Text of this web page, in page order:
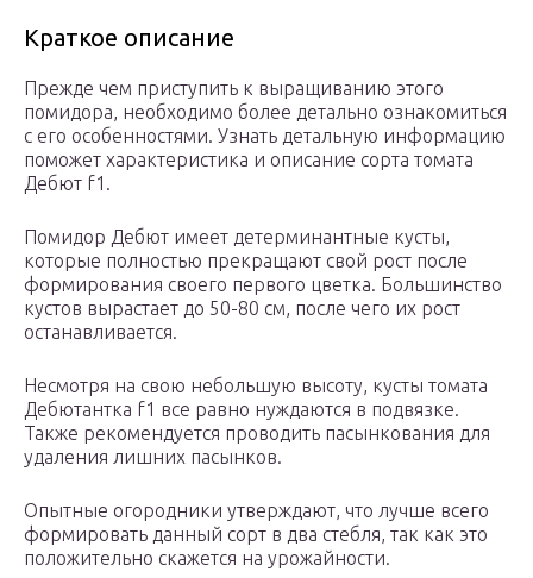
Краткое описание
Прежде чем приступить к выращиванию этого
помидора, необходимо более детально ознакомиться
с его особенностями. Узнать детальную информацию
поможет характеристика и описание сорта томата
Дебют f1.
Помидор Дебют имеет детерминантные кусты,
которые полностью прекращают свой рост после
формирования своего первого цветка. Большинство
кустов вырастает до 50-80 см, после чего их рост
останавливается.
Несмотря на свою небольшую высоту, кусты томата
Дебютантка f1 все равно нуждаются в подвязке.
Также рекомендуется проводить пасынкования для
удаления лишних пасынков.
Опытные огородники утверждают, что лучше всего
формировать данный сорт в два стебля, так как это
положительно скажется на урожайности.